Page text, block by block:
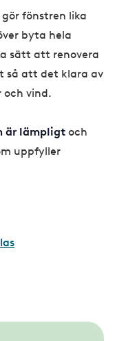
gör fönstren lika
byta hela
sätt att renovera
så att det klara av
och vind.
är lämpligt och
uppfyller